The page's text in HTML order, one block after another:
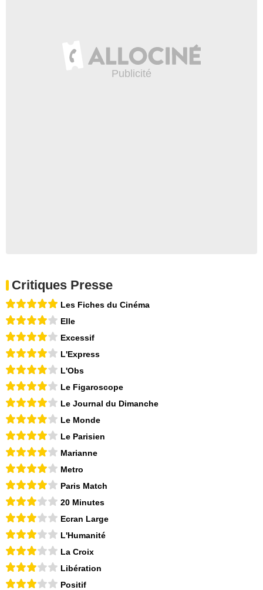
Critiques Presse
Les Fiches du Cinéma
Elle
Excessif
L'Express
L'Obs
Le Figaroscope
Le Journal du Dimanche
Le Monde
Le Parisien
Marianne
Metro
Paris Match
20 Minutes
Ecran Large
L'Humanité
La Croix
Libération
Positif